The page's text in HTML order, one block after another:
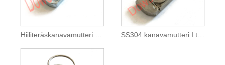
Hiiliteräskanavamutteri sinkitty SS304 kanavamutteri I tyyppi